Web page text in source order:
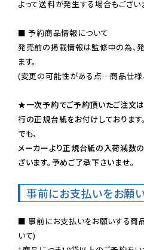
よって送料が発生する場合もござい
■ 予約商品情報について
発売前の掲載情報は監修中の為、
ます。
(変更の可能性がある点…商品仕様
★一次予約でご予約頂いたご注文は
行の正規台紙をお付けしておりま
でも、
メーカーより正規台紙の入荷減数
ざいます。予めご了承下さいませ。
事前にお支払いをお願
■ 事前にお支払いをお願いする商
いて)